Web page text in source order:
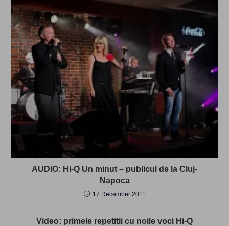
AUDIO: Hi-Q Un minut – publicul de la Cluj-
Napoca
17 December 2011
Video: primele repetitii cu noile voci Hi-Q